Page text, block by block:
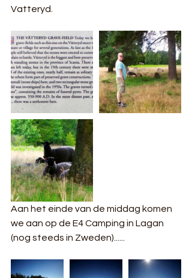
Vatteryd.
Aan het einde van de middag komen
we aan op de E4 Camping in Lagan
(nog steeds in Zweden)......